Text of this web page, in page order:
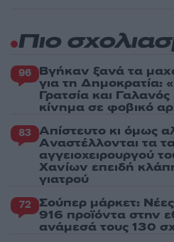
Πιο
96 Βγήκαν ξανά τα
για τη Δημοκρατία:
Γρατσία και
κίνημα σε φοβικό
83 Απίστευτο κι όμως
Aναστέλλονται τα
αγγειοχειρουργού
Χανίων επειδή
γιατρού
72 Σούπερ μάρκετ:
916 προϊόντα στην
ανάμεσά τους 130